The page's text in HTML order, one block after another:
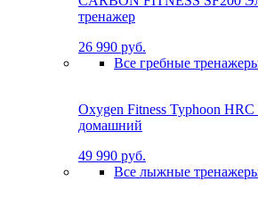
тренажер
26 990 руб.
Все гребные
Oxygen Fitness Typhoon
домашний
49 990 руб.
Все лыжные